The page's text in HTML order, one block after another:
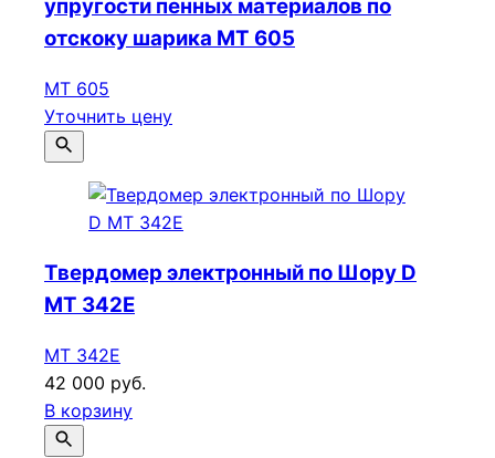
упругости пенных материалов по
отскоку шарика МТ 605
МТ 605
Уточнить цену
Твердомер электронный по Шору D
МТ 342E
МТ 342E
42 000 руб.
В корзину